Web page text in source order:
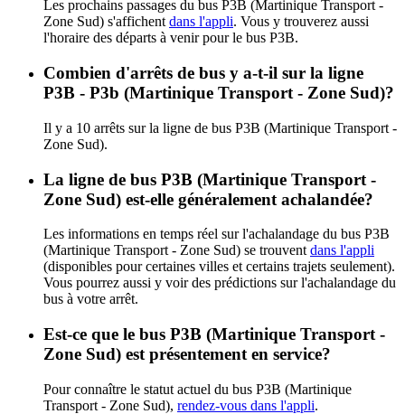
Les prochains passages du bus P3B (Martinique Transport -
Zone Sud) s'affichent dans l'appli. Vous y trouverez aussi
l'horaire des départs à venir pour le bus P3B.
Combien d'arrêts de bus y a-t-il sur la ligne
P3B - P3b (Martinique Transport - Zone Sud)?
Il y a 10 arrêts sur la ligne de bus P3B (Martinique Transport -
Zone Sud).
La ligne de bus P3B (Martinique Transport -
Zone Sud) est-elle généralement achalandée?
Les informations en temps réel sur l'achalandage du bus P3B
(Martinique Transport - Zone Sud) se trouvent dans l'appli
(disponibles pour certaines villes et certains trajets seulement).
Vous pourrez aussi y voir des prédictions sur l'achalandage du
bus à votre arrêt.
Est-ce que le bus P3B (Martinique Transport -
Zone Sud) est présentement en service?
Pour connaître le statut actuel du bus P3B (Martinique
Transport - Zone Sud), rendez-vous dans l'appli.